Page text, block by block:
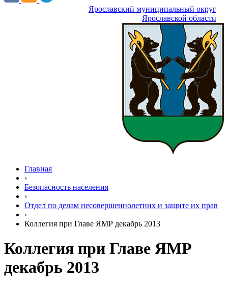
Ярославский муниципальный округ
Ярославской области
Главная
›
Безопасность населения
›
Отдел по делам несовершеннолетних и защите их прав
›
Коллегия при Главе ЯМР декабрь 2013
Коллегия при Главе ЯМР
декабрь 2013